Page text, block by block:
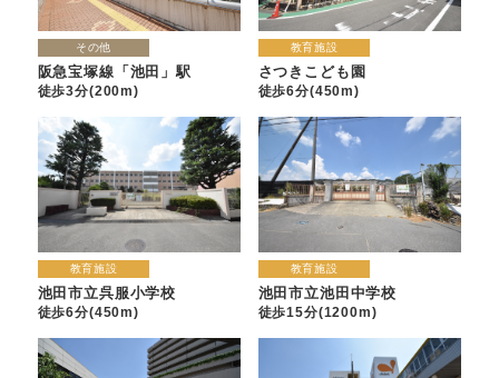
その他
阪急宝塚線「池田」駅
徒歩3分(200m)
教育施設
さつきこども園
徒歩6分(450m)
教育施設
池田市立呉服小学校
徒歩6分(450m)
教育施設
池田市立池田中学校
徒歩15分(1200m)